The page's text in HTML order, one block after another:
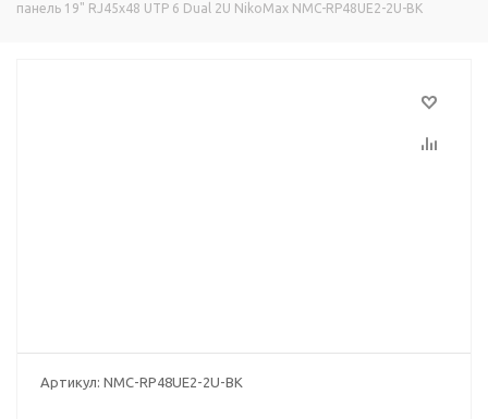
панель 19" RJ45х48 UTP 6 Dual 2U NikoMax NMC-RP48UE2-2U-BK
Артикул: NMC-RP48UE2-2U-BK